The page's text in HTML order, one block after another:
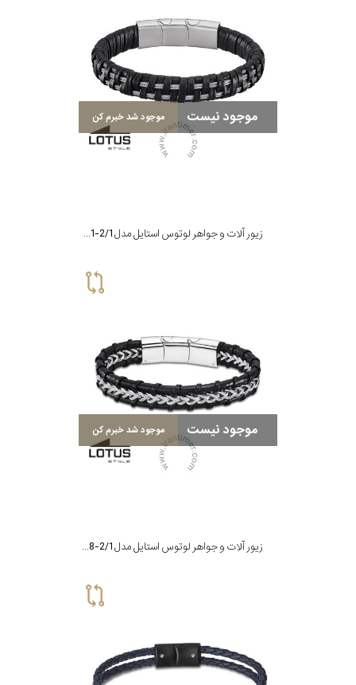
موجود نیست موجود شد خبرم کن
زیور آلات و جواهر لوتوس استایل مدل LS2201-2/1
موجود نیست موجود شد خبرم کن
زیور آلات و جواهر لوتوس استایل مدل LS2198-2/1